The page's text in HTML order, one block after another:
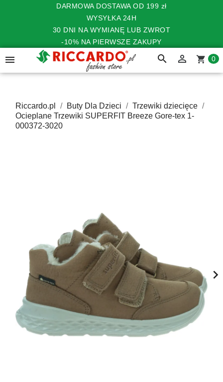
DARMOWA DOSTAWA OD 199 zł
WYSYŁKA 24H
30 DNI NA WYMIANĘ LUB ZWROT
-10% NA PIERWSZE ZAKUPY
 search  shopping_cart 0
Riccardo.pl Buty Dla Dzieci
Trzewiki dziecięce
Ocieplane Trzewiki SUPERFIT Breeze Gore-tex 1-
000372-3020
